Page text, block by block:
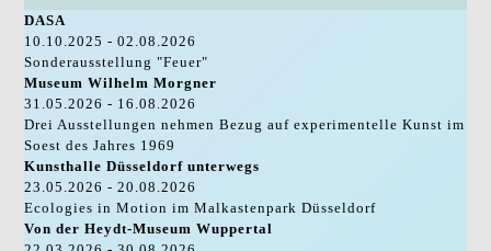
DASA
10.10.2025 - 02.08.2026
Sonderausstellung "Feuer"
Museum Wilhelm Morgner
31.05.2026 - 16.08.2026
Drei Ausstellungen nehmen Bezug auf experimentelle Kunst im
Soest des Jahres 1969
Kunsthalle Düsseldorf unterwegs
23.05.2026 - 20.08.2026
Ecologies in Motion im Malkastenpark Düsseldorf
Von der Heydt-Museum Wuppertal